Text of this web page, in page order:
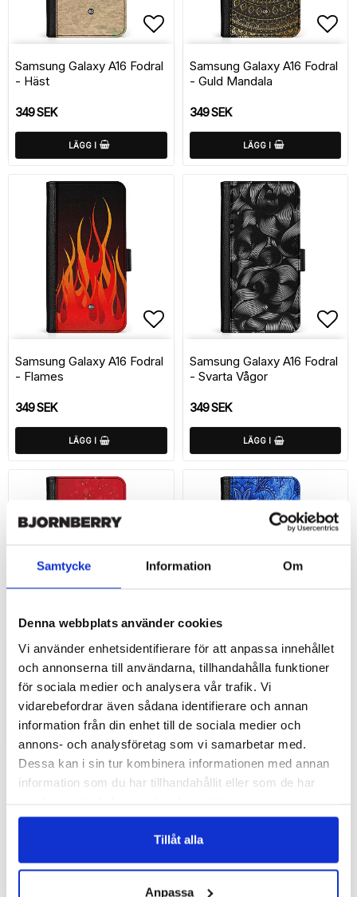
Samtycke Information Om
Denna webbplats använder cookies
Vi använder enhetsidentifierare för att anpassa innehållet
och annonserna till användarna, tillhandahålla funktioner
för sociala medier och analysera vår trafik. Vi
vidarebefordrar även sådana identifierare och annan
information från din enhet till de sociala medier och
annons- och analysföretag som vi samarbetar med.
Dessa kan i sin tur kombinera informationen med annan
information som du har tillhandahållit eller som de har
Tillåt alla
Anpassa
Lägg till i favoritlistan
Samsung Galaxy A16 Fodral
- Häst
349 SEK
LÄGG I
Samsung Galaxy A16 Fodral
- Guld Mandala
349 SEK
LÄGG I
Lägg till i favoritlistan
Samsung Galaxy A16 Fodral
- Flames
349 SEK
LÄGG I
Samsung Galaxy A16 Fodral
- Svarta Vågor
349 SEK
LÄGG I
Lägg till i favoritlistan
Samsung Galaxy A16 Fodral
- Hjärtan
349 SEK
Samsung Galaxy A16 Fodral
- Blå Vintage
349 SEK